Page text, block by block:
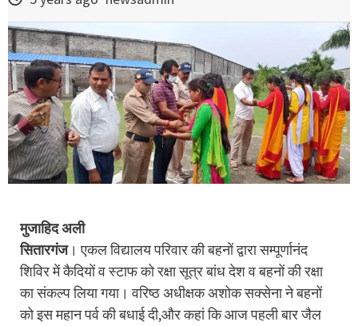
मुजाहिद अली
सितारगंज। एकल विद्यालय परिवार की बहनों द्वारा सम्पूर्णानंद
शिविर में कैदियों व स्टाफ को रक्षा सूत्र बांध देश व बहनों की रक्षा
का संकल्प लिया गया। वरिष्ठ अधीक्षक अशोक सक्सेना ने बहनों
को इस महान पर्व की बधाई दी,और कहां कि आज पहली बार जैल